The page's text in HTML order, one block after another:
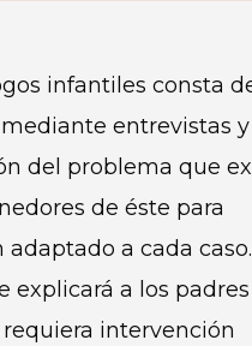
infantiles consta
entrevistas y
del problema que
de éste para
a cada caso.
explicará a los padres
intervención